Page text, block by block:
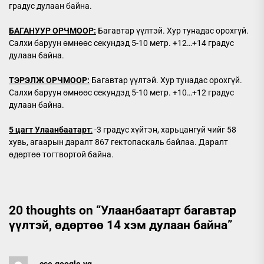
градус дулаан байна.
БАГАНУУР ОРЧМООР: Багавтар үүлтэй. Хур тунадас орохгүй.
Салхи баруун өмнөөс секундэд 5-10 метр. +12…+14 градус
дулаан байна.
ТЭРЭЛЖ ОРЧМООР: Багавтар үүлтэй. Хур тунадас орохгүй.
Салхи баруун өмнөөс секундэд 5-10 метр. +10…+12 градус
дулаан байна.
5 цагт Улаанбаатарт:-3 градус хүйтэн, харьцангуй чийг 58
хувь, агаарын даралт 867 гектопаскаль байлаа. Даралт
өдөртөө тогтвортой байна.
20 thoughts on “Улаанбаатарт багавтар
үүлтэй, өдөртөө 14 хэм дулаан байна”